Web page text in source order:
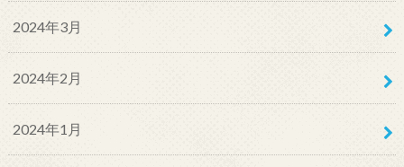
2024年3月
2024年2月
2024年1月